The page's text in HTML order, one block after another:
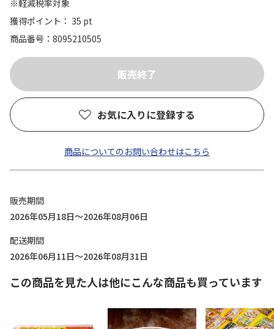
※軽減税率対象
獲得ポイント： 35 pt
商品番号
8095210505
お気に入りに登録する
商品についてのお問い合わせはこちら
販売期間
2026年05月18日～2026年08月06日
配送期間
2026年06月11日～2026年08月31日
この商品を見た人は他にこんな商品も買っています